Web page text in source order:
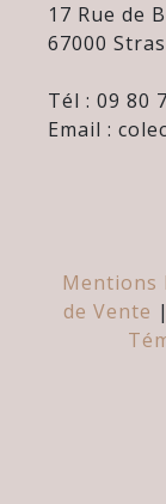
17 Rue de
67000
Tél : 09 80
Email :
Mentions
de Vente |